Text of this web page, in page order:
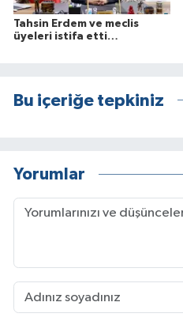
Tahsin Erdem ve meclis
üyeleri istifa etti…
Bu içeriğe tepkiniz
Yorumlar